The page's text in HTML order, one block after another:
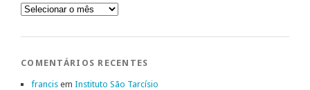
Arquivo
COMENTÁRIOS RECENTES
francis em Instituto São Tarcísio